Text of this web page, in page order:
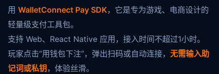
用 WalletConnect Pay SDK，它是专为游戏、电商设计的
轻量级支付工具包。
支持 Web、React Native 应用，接入时间不超过1小时。
玩家点击“用钱包下注”，弹出扫码或自动连接， 无需输入助
记词或私钥 ，体验丝滑。